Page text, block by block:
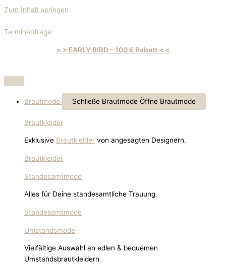
Zum Inhalt springen
Terminanfrage
> > EARLY BIRD – 100 € Rabatt < <
Brautmode Schließe Brautmode Öffne Brautmode
Brautkleider
Exklusive Brautkleider von angesagten Designern.
Brautkleider
Standesamtmode
Alles für Deine standesamtliche Trauung.
Standesamtmode
Umstandsmode
Vielfältige Auswahl an edlen & bequemen
Umstandsbrautkleidern.